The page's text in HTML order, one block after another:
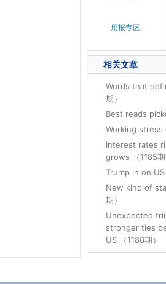
用报专区
相关文章
Words that
期）
Best reads
Working stress
Interest rates
grows （1185期
Trump in on US
New kind of
期）
Unexpected
stronger ties
US （1180期）